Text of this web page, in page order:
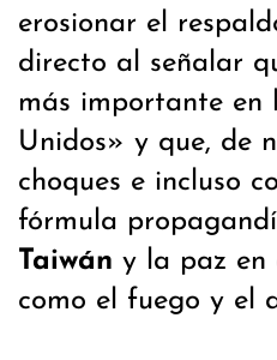
erosionar el
directo al señalar
más importante en
Unidos» y que, de
choques e incluso
fórmula
Taiwán y la paz en
como el fuego y el